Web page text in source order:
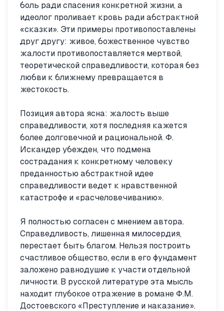
боль ради спасения конкретной жизни, а
идеолог проливает кровь ради абстрактной
«сказки». Эти примеры противопоставлены
друг другу: живое, божественное чувство
жалости противопоставляется мертвой,
теоретической справедливости, которая без
любви к ближнему превращается в
жестокость.
Позиция автора ясна: жалость выше
справедливости, хотя последняя кажется
более долговечной и рациональной. Ф.
Искандер убежден, что подмена
сострадания к конкретному человеку
преданностью абстрактной идее
справедливости ведет к нравственной
катастрофе и «расчеловечиванию».
Я полностью согласен с мнением автора.
Справедливость, лишенная милосердия,
перестает быть благом. Нельзя построить
счастливое общество, если в его фундамент
заложено равнодушие к участи отдельной
личности. В русской литературе эта мысль
находит глубокое отражение в романе Ф.М.
Достоевского «Преступление и наказание».